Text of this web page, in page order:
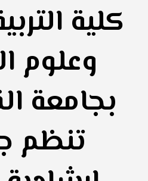
كلية
وعلوم
بجامعة
تنظم